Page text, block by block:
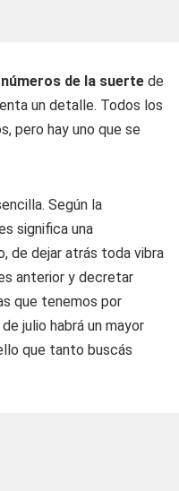
números de la suerte de
un detalle. Todos los
pero hay uno que se
Según la
significa una
de dejar atrás toda vibra
anterior y decretar
que tenemos por
julio habrá un mayor
que tanto buscás